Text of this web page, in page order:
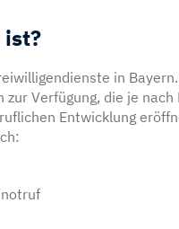
ist?
in
Verfügung, die je
Entwicklung